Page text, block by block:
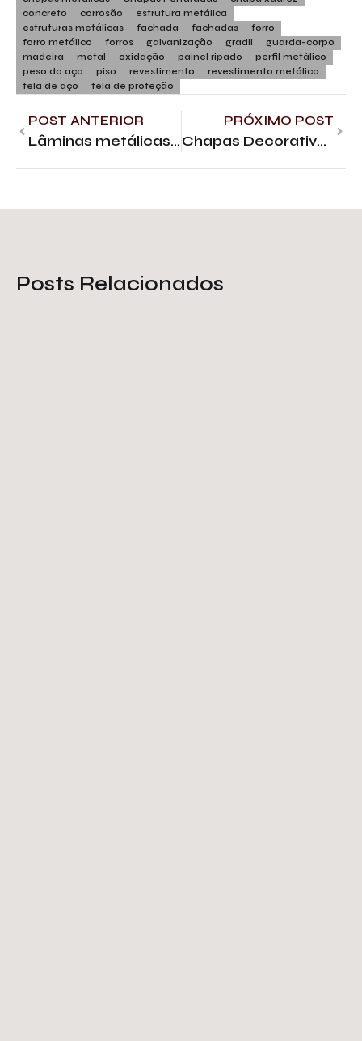
concreto
corrosão
estrutura metálica
estruturas metálicas
fachada fachadas
forro
forro metálico
forros galvanização gradil
guarda-corpo
madeira
metal oxidação painel ripado
perfil metálico
peso do aço
piso revestimento
revestimento metálico
tela de aço
tela de proteção
POST ANTERIOR
Lâminas metálicas para fachada
PRÓXIMO POST
Chapas Decorativas: da Indústria à Beleza
Posts Relacionados